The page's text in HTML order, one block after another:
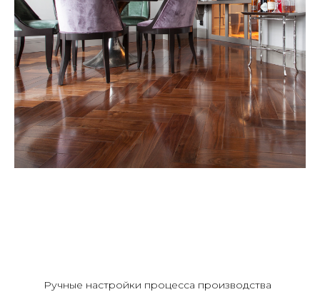
Ручные настройки процесса производства